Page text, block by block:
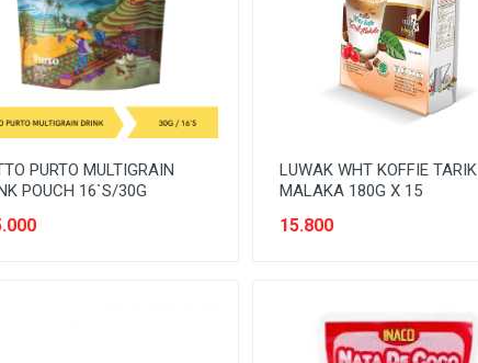
PURTO MULTIGRAIN
POUCH 16`S/30G
LUWAK WHT KOFFIE TARIK
MALAKA 180G X 15
15.800